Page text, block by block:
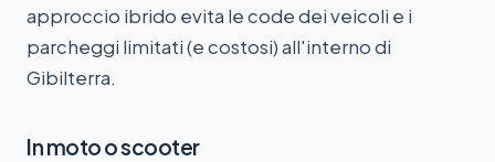
approccio ibrido evita le code dei veicoli e i
parcheggi limitati (e costosi) all'interno di
Gibilterra.
In moto o scooter